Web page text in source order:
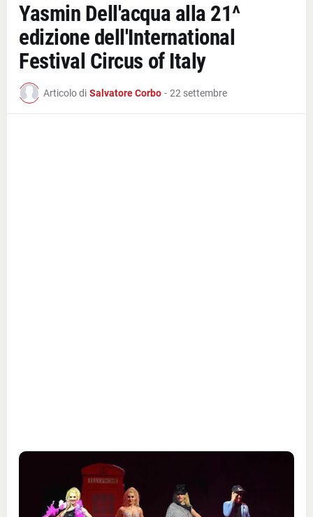
Yasmin Dell'acqua alla 21^
edizione dell'International
Festival Circus of Italy
Articolo di Salvatore Corbo - 22 settembre